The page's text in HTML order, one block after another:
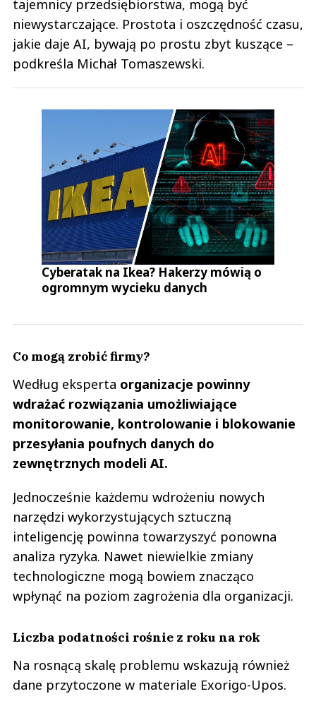
tajemnicy przedsiębiorstwa, mogą być
niewystarczające. Prostota i oszczędność czasu,
jakie daje AI, bywają po prostu zbyt kuszące –
podkreśla Michał Tomaszewski.
Cyberatak na Ikea? Hakerzy mówią o
ogromnym wycieku danych
Co mogą zrobić firmy?
Według eksperta organizacje powinny
wdrażać rozwiązania umożliwiające
monitorowanie, kontrolowanie i blokowanie
przesyłania poufnych danych do
zewnętrznych modeli AI.
Jednocześnie każdemu wdrożeniu nowych
narzędzi wykorzystujących sztuczną
inteligencję powinna towarzyszyć ponowna
analiza ryzyka. Nawet niewielkie zmiany
technologiczne mogą bowiem znacząco
wpłynąć na poziom zagrożenia dla organizacji.
Liczba podatności rośnie z roku na rok
Na rosnącą skalę problemu wskazują również
dane przytoczone w materiale Exorigo-Upos.